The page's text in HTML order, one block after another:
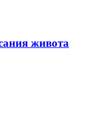
живота